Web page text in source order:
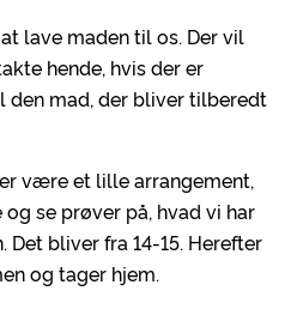
lave maden til os. Der vil
hende, hvis der er
mad, der bliver tilberedt
være et lille arrangement,
se prøver på, hvad vi har
bliver fra 14-15. Herefter
og tager hjem.